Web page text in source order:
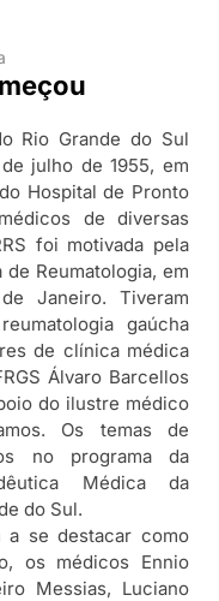
Rio Grande do Sul
julho de 1955, em
Hospital de Pronto
de diversas
foi motivada pela
Reumatologia, em
Janeiro. Tiveram
gaúcha
de clínica médica
Álvaro Barcellos
do ilustre médico
Os temas de
no programa da
Médica da
do Sul.
a se destacar como
os médicos Ennio
Messias, Luciano